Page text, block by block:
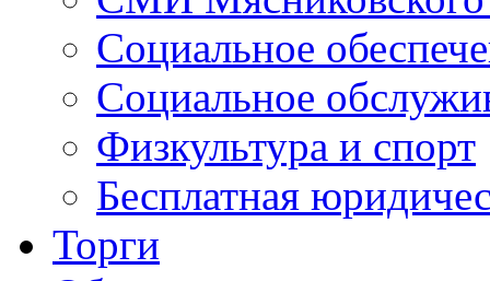
Социальное
Социальное
Физкультура и спорт
Бесплатная
Торги